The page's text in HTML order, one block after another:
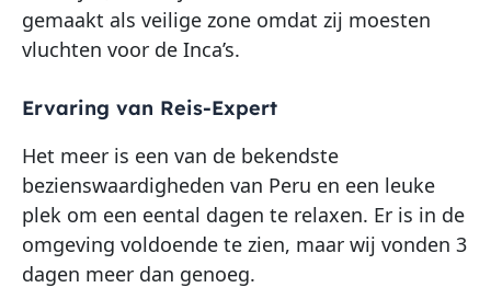
gemaakt als veilige zone omdat zij moesten
vluchten voor de Inca’s.
Ervaring van Reis-Expert
Het meer is een van de bekendste
bezienswaardigheden van Peru en een leuke
plek om een eental dagen te relaxen. Er is in de
omgeving voldoende te zien, maar wij vonden 3
dagen meer dan genoeg.